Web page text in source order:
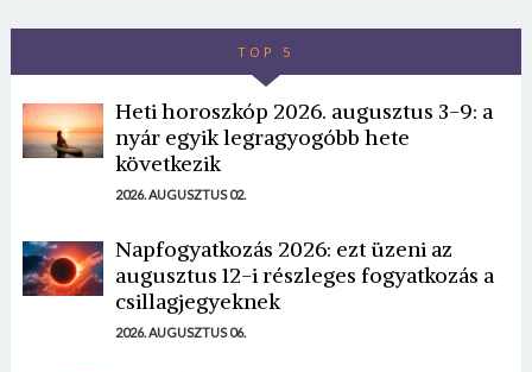
TOP 5
Heti horoszkóp 2026. augusztus 3-9: a
nyár egyik legragyogóbb hete
következik
2026. AUGUSZTUS 02.
Napfogyatkozás 2026: ezt üzeni az
augusztus 12-i részleges fogyatkozás a
csillagjegyeknek
2026. AUGUSZTUS 06.